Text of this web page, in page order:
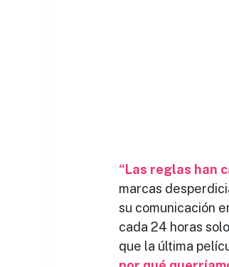
“Las reglas han
marcas
su comunicación
cada 24 horas
que la última